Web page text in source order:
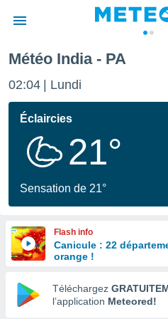
de
Météo India - PA
02:04 Lundi
Éclaircies
21°
Sensation de 21°
Flash info
Canicule : 22
orange !
Téléchargez
l’application Meteored!